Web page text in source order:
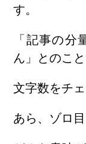
す。
「記事の分
ん」とのこ
文字数をチ
あら、ゾロ目